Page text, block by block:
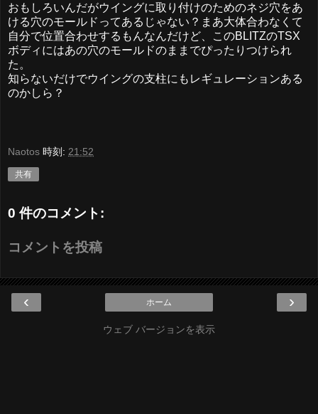
おもしろいんだがウイングに取り付けのためのネジ穴をあ
ける穴のモールドってあるじゃない？まあ大体合わなくて
自分で位置合わせするもんなんだけど、このBLITZのTSX
ボディにはあの穴のモールドのままでぴったりつけられ
た。
知らないだけでウイングの支柱にもレギュレーションある
のかしら？
Naotos 時刻: 21:52
共有
0 件のコメント:
コメントを投稿
‹ ›
ホーム
ウェブ バージョンを表示